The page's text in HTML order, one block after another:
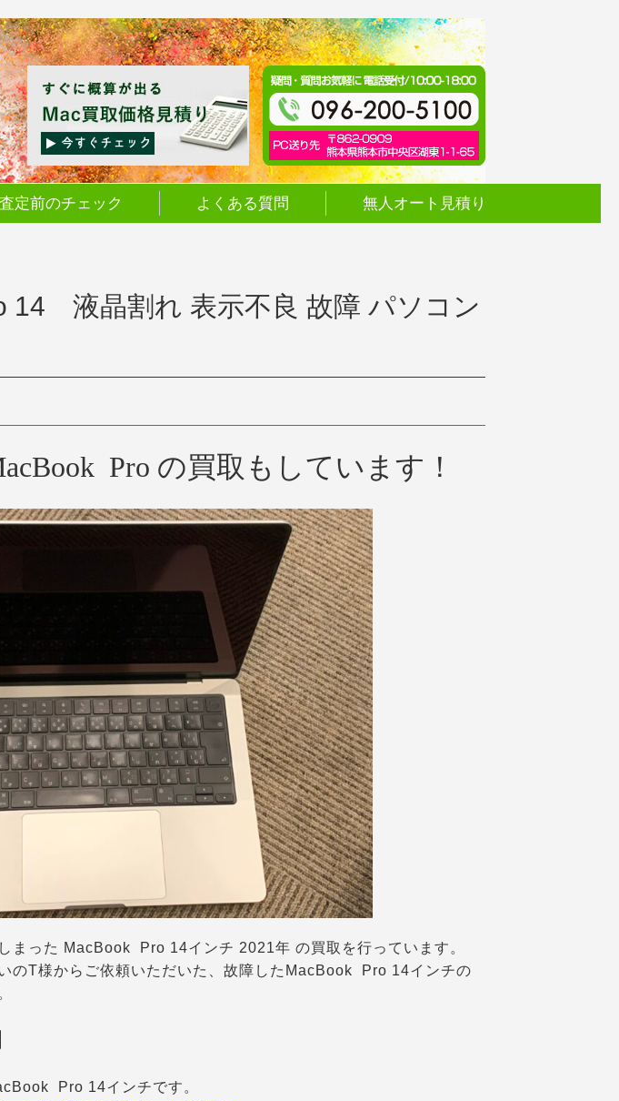
査定前のチェック よくある質問 無人オート見積り
14 液晶割れ 表示不良 故障 パソコン
Pro の買取もしています！
まった MacBook Pro 14インチ 2021年 の買取を行っています。
のT様からご依頼いただいた、故障したMacBook Pro 14インチの
Pro 14インチです。